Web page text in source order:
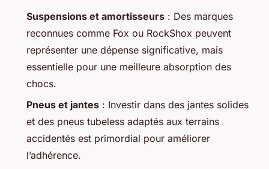
Suspensions et amortisseurs : Des marques
reconnues comme Fox ou RockShox peuvent
représenter une dépense significative, mais
essentielle pour une meilleure absorption des
chocs.
Pneus et jantes : Investir dans des jantes solides
et des pneus tubeless adaptés aux terrains
accidentés est primordial pour améliorer
l’adhérence.